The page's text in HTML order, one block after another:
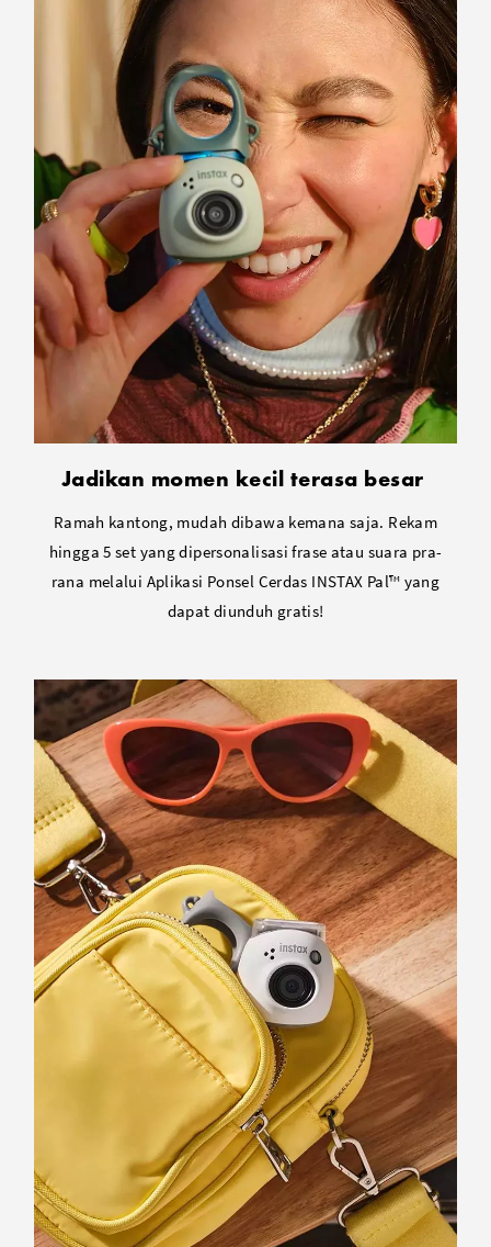
Jadikan momen kecil terasa besar
Ramah kantong, mudah dibawa kemana saja. Rekam
hingga 5 set yang dipersonalisasi frase atau suara pra-
rana melalui Aplikasi Ponsel Cerdas INSTAX Pal™ yang
dapat diunduh gratis!